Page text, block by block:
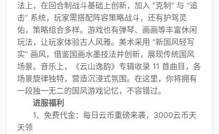
法上，在回合制战斗基础上创新，加入 “克制” 与 “追
击” 系统，玩家需搭配阵容策略战斗，还有护驾灵
佑，策略组合多样。游戏也有弹琴、画画等丰富休闲
玩法，让玩家体验古人风雅。美术采用 “新国风轻写
实” 画风，借鉴国画水墨技法并创新，展现传统国风
场景。音乐上，《云山逸韵》专辑收录 11 首曲目，各
场景旋律独特，营造沉浸式氛围。在这里，你将拥有
一段独一无二的国风游戏记忆，不容错过。
进服福利
1、免费代金：每日云币重磅来袭，3000云币天
天领